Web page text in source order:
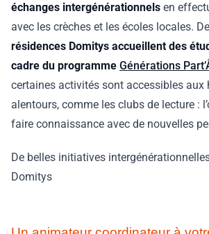
échanges intergénérationnels en
avec les crèches et les écoles locales. De
résidences Domitys accueillent des
cadre du programme Générations
certaines activités sont accessibles aux
alentours, comme les clubs de lecture :
faire connaissance avec de nouvelles
De belles initiatives
Domitys